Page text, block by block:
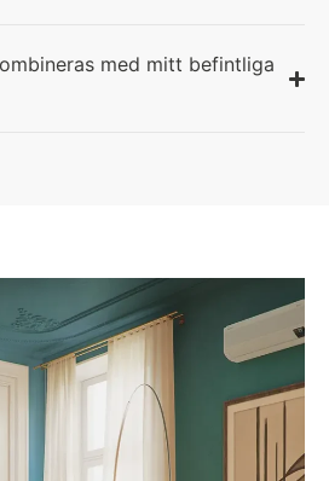
med mitt befintliga